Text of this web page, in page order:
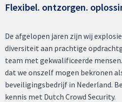
Flexibel. ontzorgen.
De afgelopen jaren zijn wij
diversiteit aan prachtige
team met gekwalificeerde
dat we onszelf mogen bekronen
beveiligingsbedrijf in Nederland.
kennis met Dutch Crowd Security.